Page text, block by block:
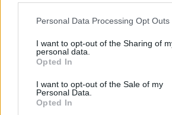
Personal Data Processing Opt Outs
I want to opt-out of the Sharing of
personal data.
Opted In
I want to opt-out of the Sale of my
Personal Data.
Opted In
Democratico, volendo attendere
presidenti delle due Camere per
linea politica ai futuri gruppi
Atlantico, la vera chiave di lettura
stata la proposta economica